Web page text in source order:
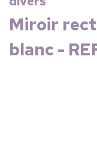
Miroir
blanc -